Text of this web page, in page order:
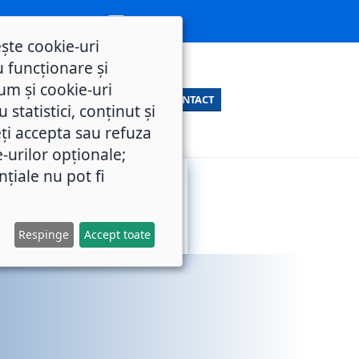
CONTACT
cookie-uri
funcționare și
și cookie-uri
statistici, conținut și
accepta sau refuza
urilor opționale;
nu pot fi
Respinge Accept toate